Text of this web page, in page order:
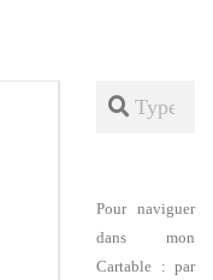
Search
Pour naviguer
dans mon
Cartable : par